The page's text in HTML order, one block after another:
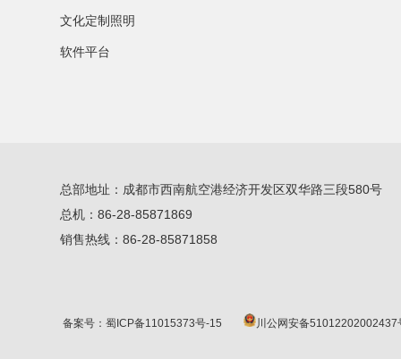
文化定制照明
软件平台
总部地址：成都市西南航空港经济开发区双华路三段580号
总机：86-28-85871869
销售热线：86-28-85871858
备案号：蜀ICP备11015373号-15 川公网安备51012202002437